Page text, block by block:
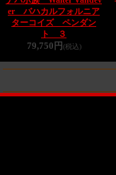
er バハカルフォルニア
ターコイズ ペンダン
ト ３
79,750円(税込)